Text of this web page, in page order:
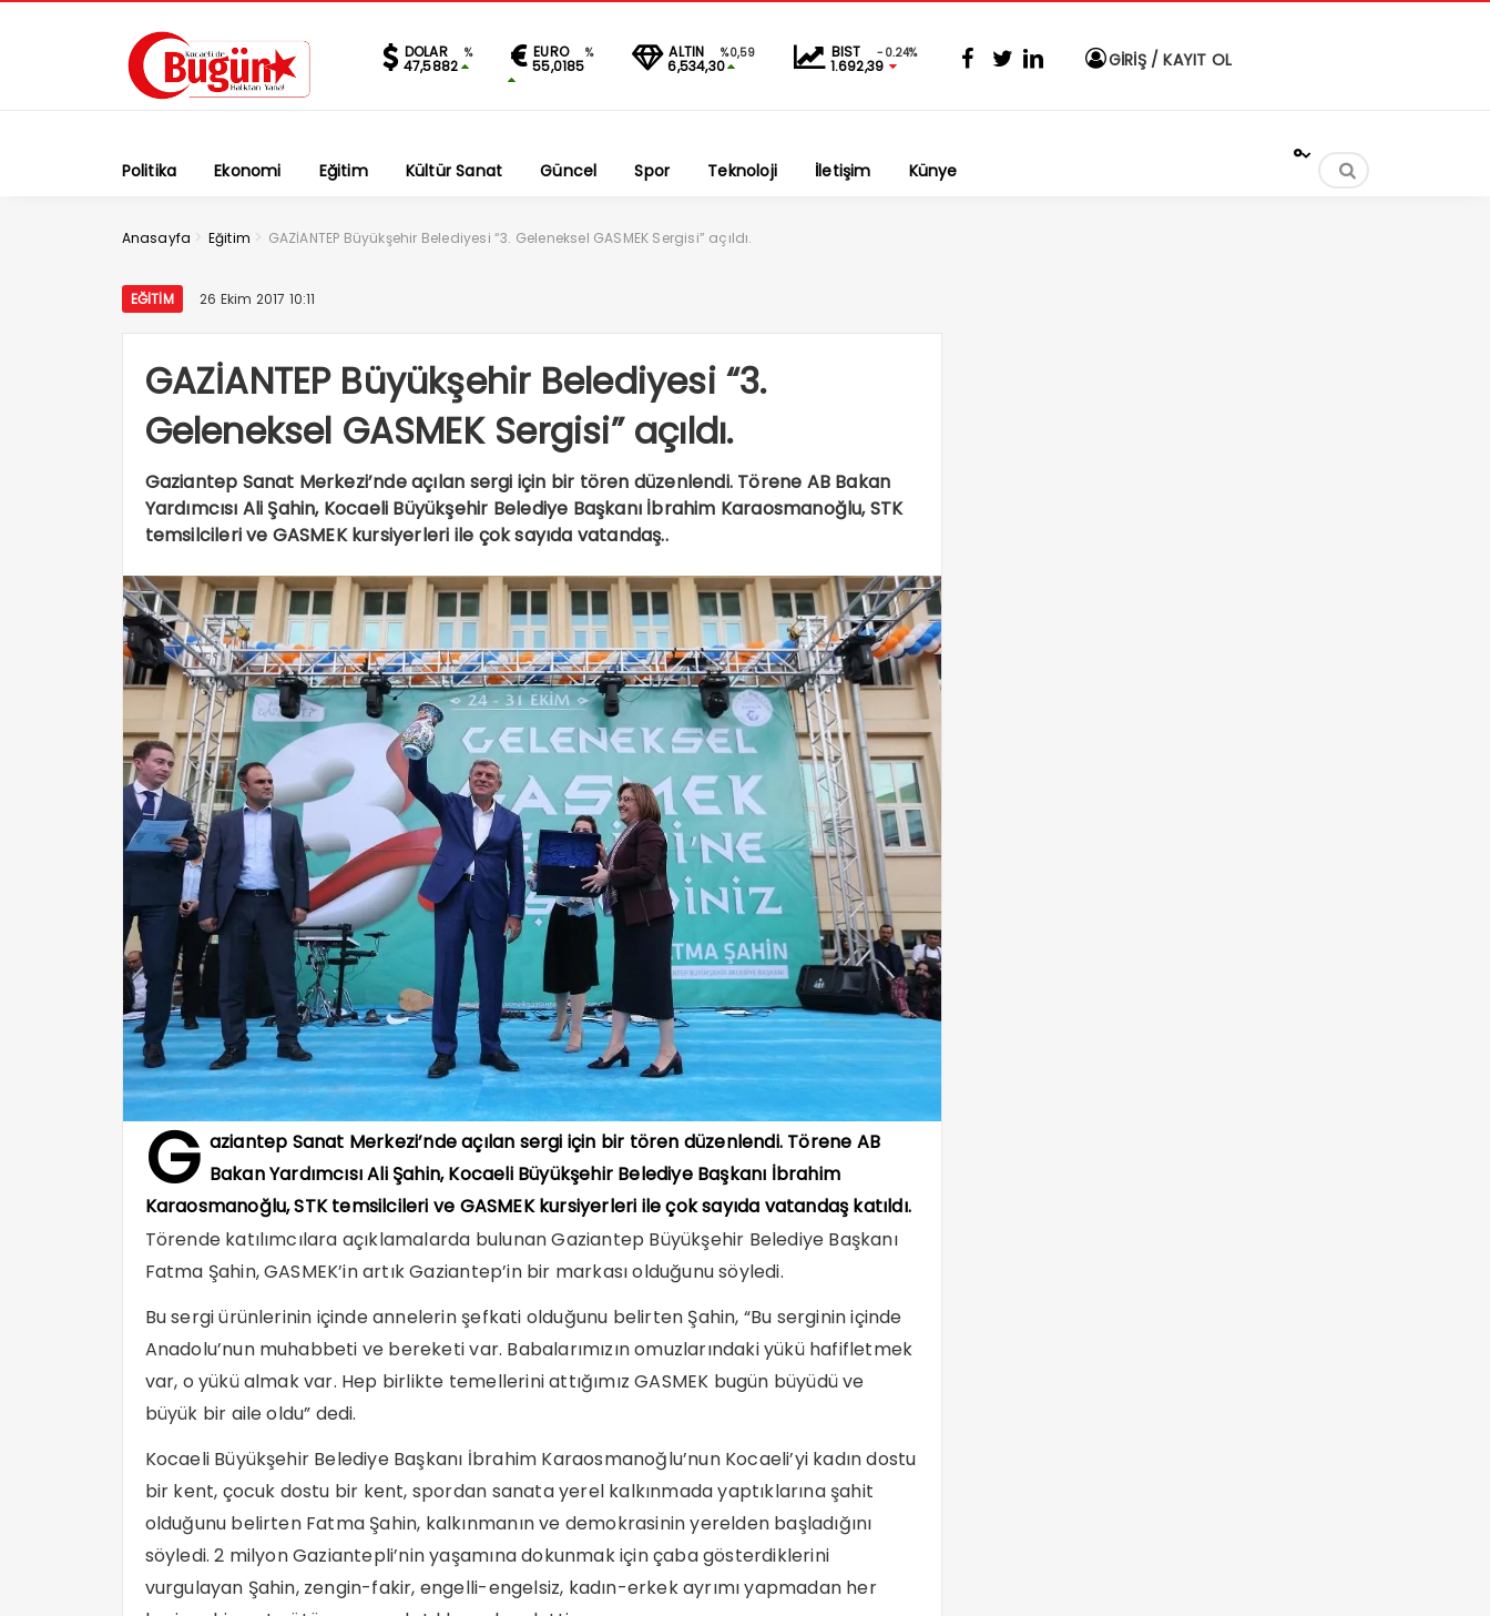
DOLAR %
47,5882
EURO %
55,0185
ALTIN %0,59
6,534,30
BIST -0.24%
1.692,39 GİRİŞ / KAYIT OL
Politika Ekonomi Eğitim Kültür Sanat Güncel Spor Teknoloji İletişim Künye
°
Anasayfa > Eğitim > GAZİANTEP Büyükşehir Belediyesi “3. Geleneksel GASMEK Sergisi” açıldı.
EĞITIM 26 Ekim 2017 10:11
GAZİANTEP Büyükşehir Belediyesi “3.
Geleneksel GASMEK Sergisi” açıldı.
Gaziantep Sanat Merkezi’nde açılan sergi için bir tören düzenlendi. Törene AB Bakan
Yardımcısı Ali Şahin, Kocaeli Büyükşehir Belediye Başkanı İbrahim Karaosmanoğlu, STK
temsilcileri ve GASMEK kursiyerleri ile çok sayıda vatandaş..
G aziantep Sanat Merkezi’nde açılan sergi için bir tören düzenlendi. Törene AB
Bakan Yardımcısı Ali Şahin, Kocaeli Büyükşehir Belediye Başkanı İbrahim
Karaosmanoğlu, STK temsilcileri ve GASMEK kursiyerleri ile çok sayıda vatandaş katıldı.
Törende katılımcılara açıklamalarda bulunan Gaziantep Büyükşehir Belediye Başkanı
Fatma Şahin, GASMEK’in artık Gaziantep’in bir markası olduğunu söyledi.
Bu sergi ürünlerinin içinde annelerin şefkati olduğunu belirten Şahin, “Bu serginin içinde
Anadolu’nun muhabbeti ve bereketi var. Babalarımızın omuzlarındaki yükü hafifletmek
var, o yükü almak var. Hep birlikte temellerini attığımız GASMEK bugün büyüdü ve
büyük bir aile oldu” dedi.
Kocaeli Büyükşehir Belediye Başkanı İbrahim Karaosmanoğlu’nun Kocaeli’yi kadın dostu
bir kent, çocuk dostu bir kent, spordan sanata yerel kalkınmada yaptıklarına şahit
olduğunu belirten Fatma Şahin, kalkınmanın ve demokrasinin yerelden başladığını
söyledi. 2 milyon Gaziantepli’nin yaşamına dokunmak için çaba gösterdiklerini
vurgulayan Şahin, zengin-fakir, engelli-engelsiz, kadın-erkek ayrımı yapmadan her